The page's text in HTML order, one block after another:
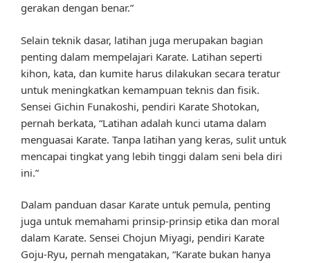
gerakan dengan benar.”
Selain teknik dasar, latihan juga merupakan bagian
penting dalam mempelajari Karate. Latihan seperti
kihon, kata, dan kumite harus dilakukan secara teratur
untuk meningkatkan kemampuan teknis dan fisik.
Sensei Gichin Funakoshi, pendiri Karate Shotokan,
pernah berkata, “Latihan adalah kunci utama dalam
menguasai Karate. Tanpa latihan yang keras, sulit untuk
mencapai tingkat yang lebih tinggi dalam seni bela diri
ini.”
Dalam panduan dasar Karate untuk pemula, penting
juga untuk memahami prinsip-prinsip etika dan moral
dalam Karate. Sensei Chojun Miyagi, pendiri Karate
Goju-Ryu, pernah mengatakan, “Karate bukan hanya